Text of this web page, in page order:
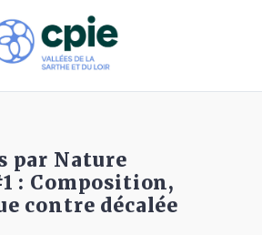
par Nature
: Composition,
contre décalée